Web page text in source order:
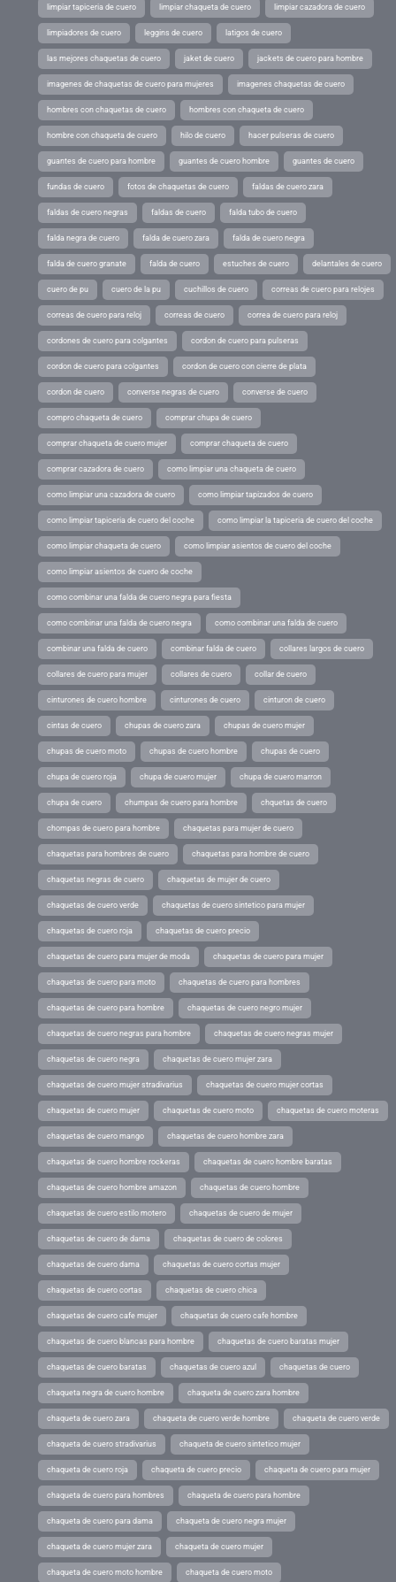
limpiar tapiceria de cuero limpiar chaqueta de cuero limpiar cazadora de cuero
limpiadores de cuero leggins de cuero latigos de cuero
las mejores chaquetas de cuero jaket de cuero jackets de cuero para hombre
imagenes de chaquetas de cuero para mujeres imagenes chaquetas de cuero
hombres con chaquetas de cuero hombres con chaqueta de cuero
hombre con chaqueta de cuero hilo de cuero hacer pulseras de cuero
guantes de cuero para hombre guantes de cuero hombre guantes de cuero
fundas de cuero fotos de chaquetas de cuero faldas de cuero zara
faldas de cuero negras faldas de cuero falda tubo de cuero
falda negra de cuero falda de cuero zara falda de cuero negra
falda de cuero granate falda de cuero estuches de cuero delantales de cuero
cuero de pu cuero de la pu cuchillos de cuero correas de cuero para relojes
correas de cuero para reloj correas de cuero correa de cuero para reloj
cordones de cuero para colgantes cordon de cuero para pulseras
cordon de cuero para colgantes cordon de cuero con cierre de plata
cordon de cuero converse negras de cuero converse de cuero
compro chaqueta de cuero comprar chupa de cuero
comprar chaqueta de cuero mujer comprar chaqueta de cuero
comprar cazadora de cuero como limpiar una chaqueta de cuero
como limpiar una cazadora de cuero como limpiar tapizados de cuero
como limpiar tapiceria de cuero del coche como limpiar la tapiceria de cuero del coche
como limpiar chaqueta de cuero como limpiar asientos de cuero del coche
como limpiar asientos de cuero de coche
como combinar una falda de cuero negra para fiesta
como combinar una falda de cuero negra como combinar una falda de cuero
combinar una falda de cuero combinar falda de cuero collares largos de cuero
collares de cuero para mujer collares de cuero collar de cuero
cinturones de cuero hombre cinturones de cuero cinturon de cuero
cintas de cuero chupas de cuero zara chupas de cuero mujer
chupas de cuero moto chupas de cuero hombre chupas de cuero
chupa de cuero roja chupa de cuero mujer chupa de cuero marron
chupa de cuero chumpas de cuero para hombre chquetas de cuero
chompas de cuero para hombre chaquetas para mujer de cuero
chaquetas para hombres de cuero chaquetas para hombre de cuero
chaquetas negras de cuero chaquetas de mujer de cuero
chaquetas de cuero verde chaquetas de cuero sintetico para mujer
chaquetas de cuero roja chaquetas de cuero precio
chaquetas de cuero para mujer de moda chaquetas de cuero para mujer
chaquetas de cuero para moto chaquetas de cuero para hombres
chaquetas de cuero para hombre chaquetas de cuero negro mujer
chaquetas de cuero negras para hombre chaquetas de cuero negras mujer
chaquetas de cuero negra chaquetas de cuero mujer zara
chaquetas de cuero mujer stradivarius chaquetas de cuero mujer cortas
chaquetas de cuero mujer chaquetas de cuero moto chaquetas de cuero moteras
chaquetas de cuero mango chaquetas de cuero hombre zara
chaquetas de cuero hombre rockeras chaquetas de cuero hombre baratas
chaquetas de cuero hombre amazon chaquetas de cuero hombre
chaquetas de cuero estilo motero chaquetas de cuero de mujer
chaquetas de cuero de dama chaquetas de cuero de colores
chaquetas de cuero dama chaquetas de cuero cortas mujer
chaquetas de cuero cortas chaquetas de cuero chica
chaquetas de cuero cafe mujer chaquetas de cuero cafe hombre
chaquetas de cuero blancas para hombre chaquetas de cuero baratas mujer
chaquetas de cuero baratas chaquetas de cuero azul chaquetas de cuero
chaqueta negra de cuero hombre chaqueta de cuero zara hombre
chaqueta de cuero zara chaqueta de cuero verde hombre chaqueta de cuero verde
chaqueta de cuero stradivarius chaqueta de cuero sintetico mujer
chaqueta de cuero roja chaqueta de cuero precio chaqueta de cuero para mujer
chaqueta de cuero para hombres chaqueta de cuero para hombre
chaqueta de cuero para dama chaqueta de cuero negra mujer
chaqueta de cuero mujer zara chaqueta de cuero mujer
chaqueta de cuero moto hombre chaqueta de cuero moto